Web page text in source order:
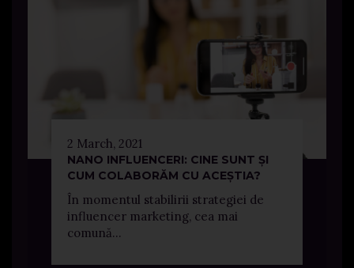
2 March, 2021
NANO INFLUENCERI: CINE SUNT ȘI
CUM COLABORĂM CU ACEȘTIA?
În momentul stabilirii strategiei de
influencer marketing, cea mai
comună...